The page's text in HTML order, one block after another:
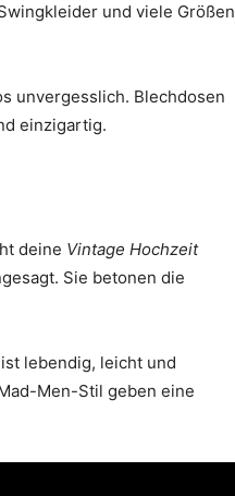
und viele Größen
unvergesslich. Blechdosen
einzigartig.
deine Vintage Hochzeit
Sie betonen die
lebendig, leicht und
Men-Stil geben eine